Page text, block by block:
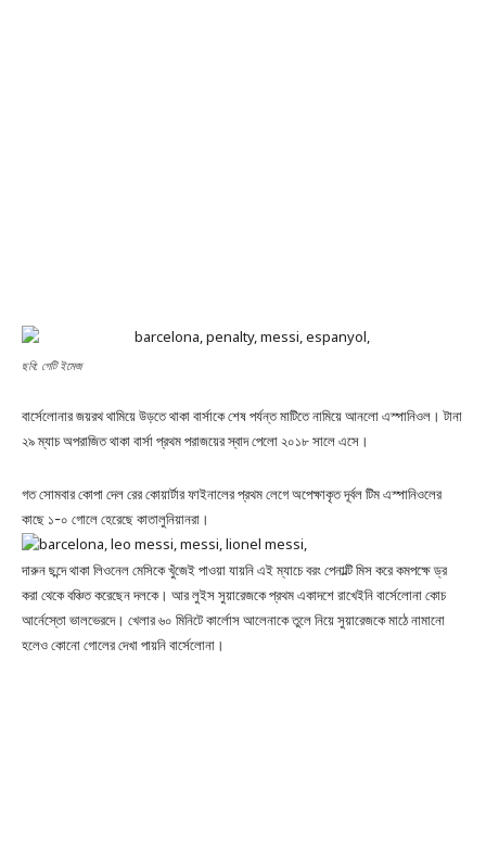
ছবি: গেটি ইমেজ
বার্সেলোনার জয়রথ থামিয়ে উড়তে থাকা বার্সাকে শেষ পর্যন্ত মাটিতে নামিয়ে আনলো এস্পানিওল। টানা
২৯ ম্যাচ অপরাজিত থাকা বার্সা প্রথম পরাজয়ের স্বাদ পেলো ২০১৮ সালে এসে।
গত সোমবার কোপা দেল রের কোয়ার্টার ফাইনালের প্রথম লেগে অপেক্ষাকৃত দূর্বল টিম এস্পানিওলের
কাছে ১-০ গোলে হেরেছে কাতালুনিয়ানরা।
দারুন ছন্দে থাকা লিওনেল মেসিকে খুঁজেই পাওয়া যায়নি এই ম্যাচে বরং পেনাল্টি মিস করে কমপক্ষে ড্র
করা থেকে বঞ্চিত করেছেন দলকে। আর লুইস সুয়ারেজকে প্রথম একাদশে রাখেইনি বার্সেলোনা কোচ
আর্নেস্তো ভালভেরদে। খেলার ৬০ মিনিটে কার্লোস আলেনাকে তুলে নিয়ে সুয়ারেজকে মাঠে নামানো
হলেও কোনো গোলের দেখা পায়নি বার্সেলোনা।